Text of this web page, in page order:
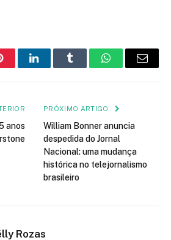
LinkedInTumblr WhatsApp
E-
anos
PRÓXIMO ARTIGO
William Bonner anuncia
despedida do Jornal
Nacional: uma mudança
histórica no telejornalismo
brasileiro
Rozas